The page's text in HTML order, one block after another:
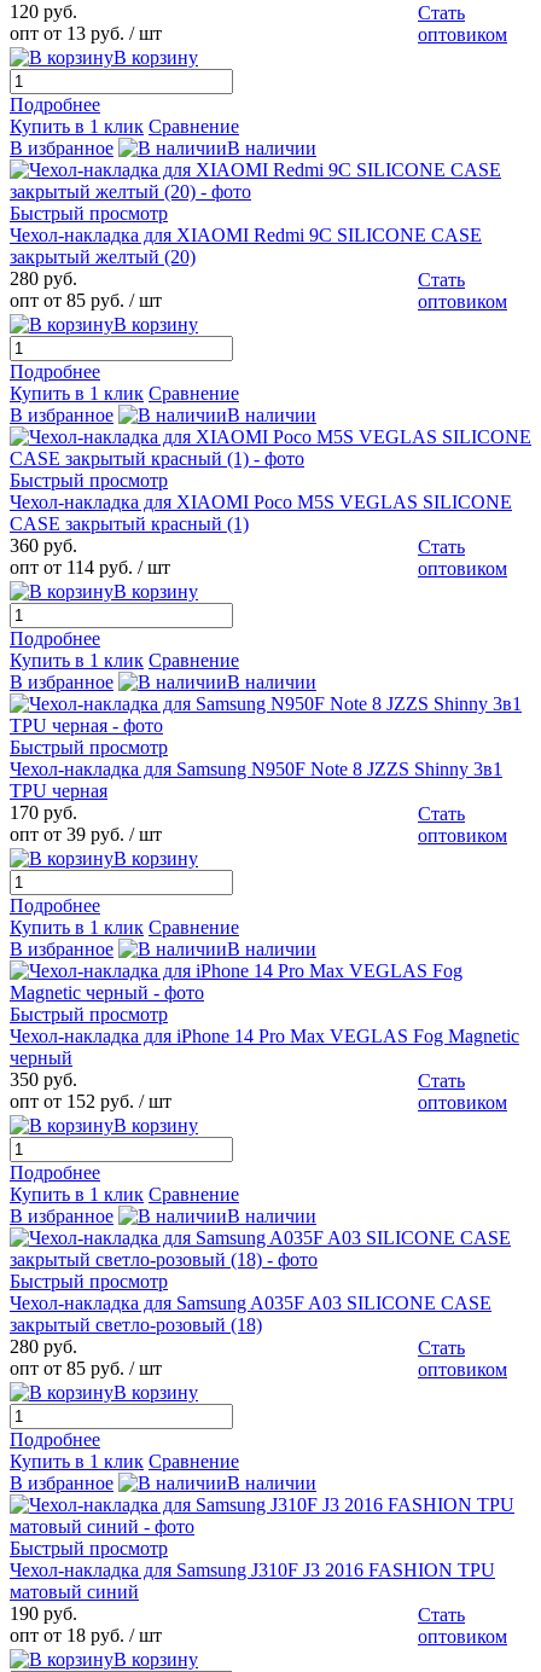
120 руб.
опт от 13 руб. / шт
Стать
оптовиком
В корзину
Подробнее
Купить в 1 клик Сравнение
В избранное
В наличии
Быстрый просмотр
Чехол-накладка для XIAOMI Redmi 9C SILICONE CASE
закрытый желтый (20)
280 руб.
опт от 85 руб. / шт
Стать
оптовиком
В корзину
Подробнее
Купить в 1 клик Сравнение
В избранное
В наличии
Быстрый просмотр
Чехол-накладка для XIAOMI Poco M5S VEGLAS SILICONE
CASE закрытый красный (1)
360 руб.
опт от 114 руб. / шт
Стать
оптовиком
В корзину
Подробнее
Купить в 1 клик Сравнение
В избранное
В наличии
Быстрый просмотр
Чехол-накладка для Samsung N950F Note 8 JZZS Shinny 3в1
TPU черная
170 руб.
опт от 39 руб. / шт
Стать
оптовиком
В корзину
Подробнее
Купить в 1 клик Сравнение
В избранное
В наличии
Быстрый просмотр
Чехол-накладка для iPhone 14 Pro Max VEGLAS Fog Magnetic
черный
350 руб.
опт от 152 руб. / шт
Стать
оптовиком
В корзину
Подробнее
Купить в 1 клик Сравнение
В избранное
В наличии
Быстрый просмотр
Чехол-накладка для Samsung A035F A03 SILICONE CASE
закрытый светло-розовый (18)
280 руб.
опт от 85 руб. / шт
Стать
оптовиком
В корзину
Подробнее
Купить в 1 клик Сравнение
В избранное
В наличии
Быстрый просмотр
Чехол-накладка для Samsung J310F J3 2016 FASHION TPU
матовый синий
190 руб.
опт от 18 руб. / шт
Стать
оптовиком
В корзину